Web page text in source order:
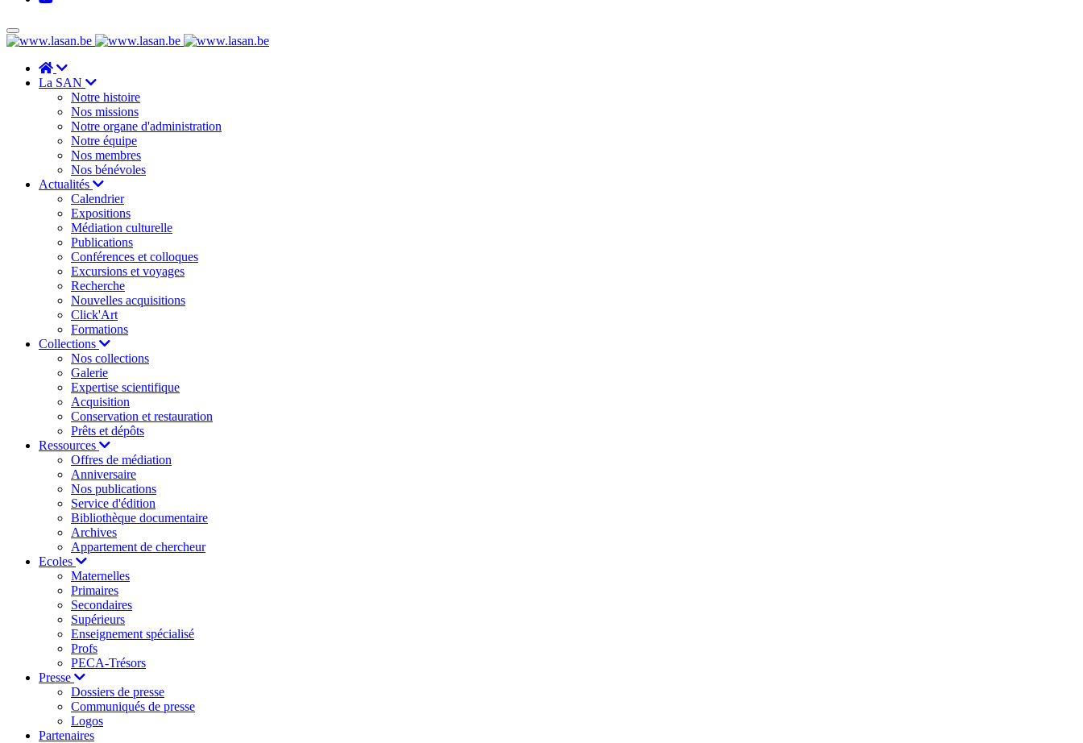
La SAN
Notre histoire
Nos missions
Notre organe d'administration
Notre équipe
Nos membres
Nos bénévoles
Actualités
Calendrier
Expositions
Médiation culturelle
Publications
Conférences et colloques
Excursions et voyages
Recherche
Nouvelles acquisitions
Click'Art
Formations
Collections
Nos collections
Galerie
Expertise scientifique
Acquisition
Conservation et restauration
Prêts et dépôts
Ressources
Offres de médiation
Anniversaire
Nos publications
Service d'édition
Bibliothèque documentaire
Archives
Appartement de chercheur
Ecoles
Maternelles
Primaires
Secondaires
Supérieurs
Enseignement spécialisé
Profs
PECA-Trésors
Presse
Dossiers de presse
Communiqués de presse
Logos
Partenaires